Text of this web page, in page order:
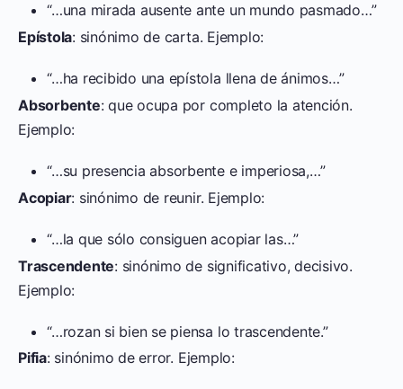
“…una mirada ausente ante un mundo pasmado…”
Epístola: sinónimo de carta. Ejemplo:
“…ha recibido una epístola llena de ánimos…”
Absorbente: que ocupa por completo la atención.
Ejemplo:
“…su presencia absorbente e imperiosa,…”
Acopiar: sinónimo de reunir. Ejemplo:
“…la que sólo consiguen acopiar las…”
Trascendente: sinónimo de significativo, decisivo.
Ejemplo:
“…rozan si bien se piensa lo trascendente.”
Pifia: sinónimo de error. Ejemplo: